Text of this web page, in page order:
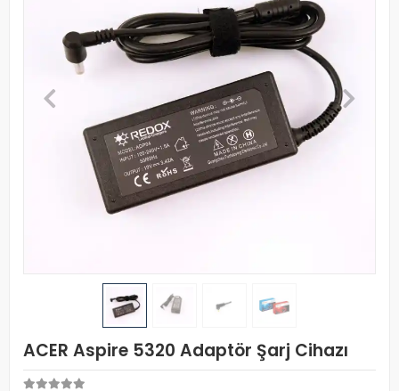
ACER Aspire 5320 Adaptör Şarj Cihazı